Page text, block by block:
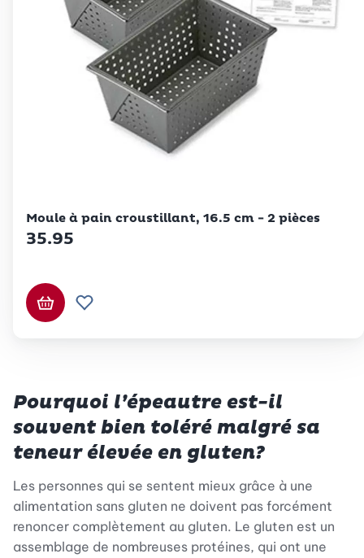
Moule à pain croustillant, 16.5 cm - 2 pièces
35.95
Ajouter au panier
Ajouter à la liste de souhaits.
Pourquoi l’épeautre est-il
souvent bien toléré malgré sa
teneur élevée en gluten?
Les personnes qui se sentent mieux grâce à une
alimentation sans gluten ne doivent pas forcément
renoncer complètement au gluten. Le gluten est un
assemblage de nombreuses protéines, qui ont une